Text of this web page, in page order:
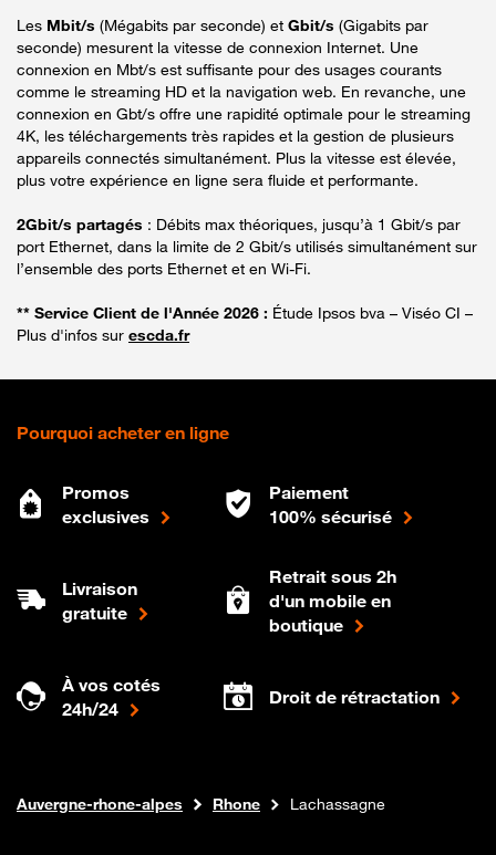
Les Mbit/s (Mégabits par seconde) et Gbit/s (Gigabits par
seconde) mesurent la vitesse de connexion Internet. Une
connexion en Mbt/s est suffisante pour des usages courants
comme le streaming HD et la navigation web. En revanche, une
connexion en Gbt/s offre une rapidité optimale pour le streaming
4K, les téléchargements très rapides et la gestion de plusieurs
appareils connectés simultanément. Plus la vitesse est élevée,
plus votre expérience en ligne sera fluide et performante.
2Gbit/s partagés : Débits max théoriques, jusqu’à 1 Gbit/s par
port Ethernet, dans la limite de 2 Gbit/s utilisés simultanément sur
l’ensemble des ports Ethernet et en Wi-Fi.
** Service Client de l'Année 2026 : Étude Ipsos bva – Viséo CI –
Plus d'infos sur escda.fr
Pourquoi acheter en ligne
Promos
exclusives
Paiement
100% sécurisé
Livraison
gratuite
Retrait sous 2h
d'un mobile en
boutique
À vos cotés
24h/24
Droit de rétractation
Boutique Orange
Internet fibre
Auvergne-rhone-alpes Rhone Lachassagne